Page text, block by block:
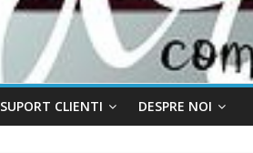
SUPORT CLIENTI DESPRE NOI